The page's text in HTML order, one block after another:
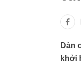
Dàn
khởi